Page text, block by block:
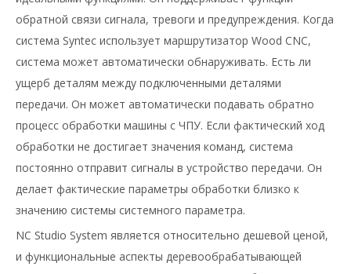
обратной связи сигнала, тревоги и предупреждения. Когда
система Syntec использует маршрутизатор Wood CNC,
система может автоматически обнаруживать. Есть ли
ущерб деталям между подключенными деталями
передачи. Он может автоматически подавать обратно
процесс обработки машины с ЧПУ. Если фактический ход
обработки не достигает значения команд, система
постоянно отправит сигналы в устройство передачи. Он
делает фактические параметры обработки близко к
значению системы системного параметра.
NC Studio System является относительно дешевой ценой,
и функциональные аспекты деревообрабатывающей